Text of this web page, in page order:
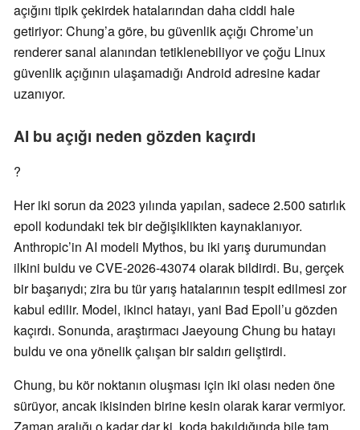
açığını tipik çekirdek hatalarından daha ciddi hale
getiriyor: Chung’a göre, bu güvenlik açığı Chrome’un
renderer sanal alanından tetiklenebiliyor ve çoğu Linux
güvenlik açığının ulaşamadığı Android adresine kadar
uzanıyor.
AI bu açığı neden gözden kaçırdı
?
Her iki sorun da 2023 yılında yapılan, sadece 2.500 satırlık
epoll kodundaki tek bir değişiklikten kaynaklanıyor.
Anthropic’in AI modeli Mythos, bu iki yarış durumundan
ilkini buldu ve CVE-2026-43074 olarak bildirdi. Bu, gerçek
bir başarıydı; zira bu tür yarış hatalarının tespit edilmesi zor
kabul edilir. Model, ikinci hatayı, yani Bad Epoll’u gözden
kaçırdı. Sonunda, araştırmacı Jaeyoung Chung bu hatayı
buldu ve ona yönelik çalışan bir saldırı geliştirdi.
Chung, bu kör noktanın oluşması için iki olası neden öne
sürüyor, ancak ikisinden birine kesin olarak karar vermiyor.